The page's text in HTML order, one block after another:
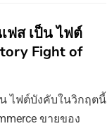
ฟส เป็น ไฟต์
Fight of
ไฟต์บังคับในวิกฤตนี้
ขายของ